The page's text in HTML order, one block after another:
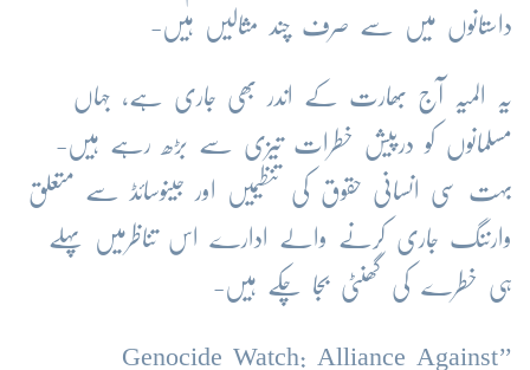
داستانوں میں سے صرف چند مثالیں ہیں-
یہ المیہ آج بھارت کے اندر بھی جاری ہے، جہاں
مسلمانوں کو درپیش خطرات تیزی سے بڑھ رہے ہیں-
بہت سی انسانی حقوق کی تنظیمیں اور جینوسائڈ سے متعلق
وارننگ جاری کرنے والے ادارے اس تناظرمیں پہلے
ہی خطرے کی گھنٹی بجا چکے ہیں-
’’Genocide Watch: Alliance Against